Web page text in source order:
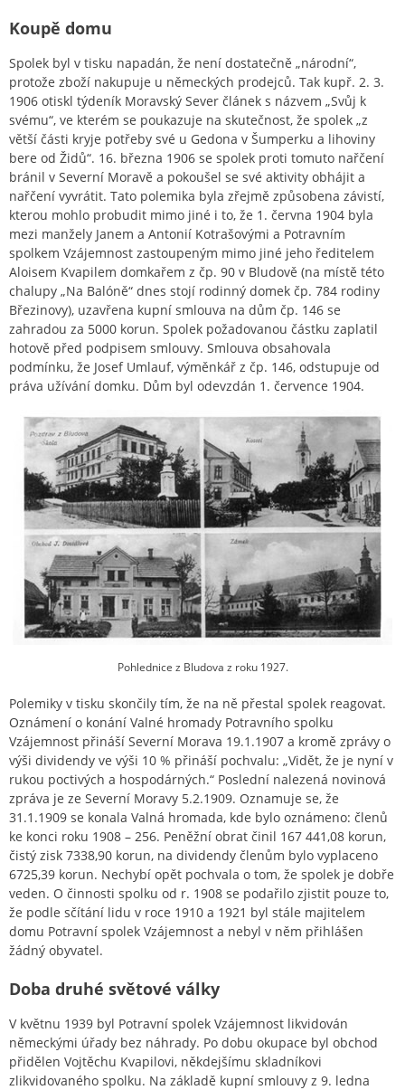
Koupě domu
Spolek byl v tisku napadán, že není dostatečně „národní“,
protože zboží nakupuje u německých prodejců. Tak kupř. 2. 3.
1906 otiskl týdeník Moravský Sever článek s názvem „Svůj k
svému“, ve kterém se poukazuje na skutečnost, že spolek „z
větší části kryje potřeby své u Gedona v Šumperku a lihoviny
bere od Židů“. 16. března 1906 se spolek proti tomuto nařčení
bránil v Severní Moravě a pokoušel se své aktivity obhájit a
nařčení vyvrátit. Tato polemika byla zřejmě způsobena závistí,
kterou mohlo probudit mimo jiné i to, že 1. června 1904 byla
mezi manžely Janem a Antonií Kotrašovými a Potravním
spolkem Vzájemnost zastoupeným mimo jiné jeho ředitelem
Aloisem Kvapilem domkařem z čp. 90 v Bludově (na místě této
chalupy „Na Balóně“ dnes stojí rodinný domek čp. 784 rodiny
Březinovy), uzavřena kupní smlouva na dům čp. 146 se
zahradou za 5000 korun. Spolek požadovanou částku zaplatil
hotově před podpisem smlouvy. Smlouva obsahovala
podmínku, že Josef Umlauf, výměnkář z čp. 146, odstupuje od
práva užívání domku. Dům byl odevzdán 1. července 1904.
Pohlednice z Bludova z roku 1927.
Polemiky v tisku skončily tím, že na ně přestal spolek reagovat.
Oznámení o konání Valné hromady Potravního spolku
Vzájemnost přináší Severní Morava 19.1.1907 a kromě zprávy o
výši dividendy ve výši 10 % přináší pochvalu: „Vidět, že je nyní v
rukou poctivých a hospodárných.“ Poslední nalezená novinová
zpráva je ze Severní Moravy 5.2.1909. Oznamuje se, že
31.1.1909 se konala Valná hromada, kde bylo oznámeno: členů
ke konci roku 1908 – 256. Peněžní obrat činil 167 441,08 korun,
čistý zisk 7338,90 korun, na dividendy členům bylo vyplaceno
6725,39 korun. Nechybí opět pochvala o tom, že spolek je dobře
veden. O činnosti spolku od r. 1908 se podařilo zjistit pouze to,
že podle sčítání lidu v roce 1910 a 1921 byl stále majitelem
domu Potravní spolek Vzájemnost a nebyl v něm přihlášen
žádný obyvatel.
Doba druhé světové války
V květnu 1939 byl Potravní spolek Vzájemnost likvidován
německými úřady bez náhrady. Po dobu okupace byl obchod
přidělen Vojtěchu Kvapilovi, někdejšímu skladníkovi
zlikvidovaného spolku. Na základě kupní smlouvy z 9. ledna